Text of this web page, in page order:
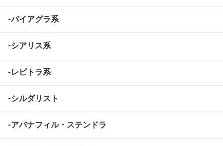
-バイアグラ系
-シアリス系
-レビトラ系
-シルダリスト
-アバナフィル・ステンドラ